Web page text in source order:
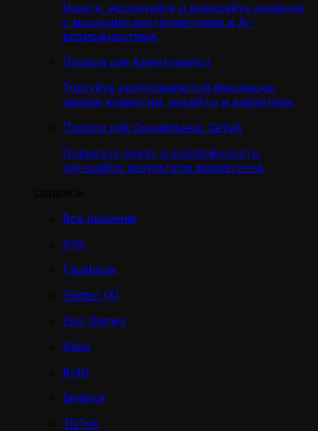
Ищите, исследуйте и внедряйте решения
с мощными инструментами и AI-
возможностями.
Прокси для Криптовалют
Торгуйте криптовалютой безопасно:
низкие комиссии, инсайты и аналитика.
Прокси для Социальных Сетей
Повысьте охват и вовлечённость,
улучшайте результаты маркетинга.
Все решения
PS5
Facebook
Twitter (X)
Epic Games
Xbox
Bybit
Binance
TikTok